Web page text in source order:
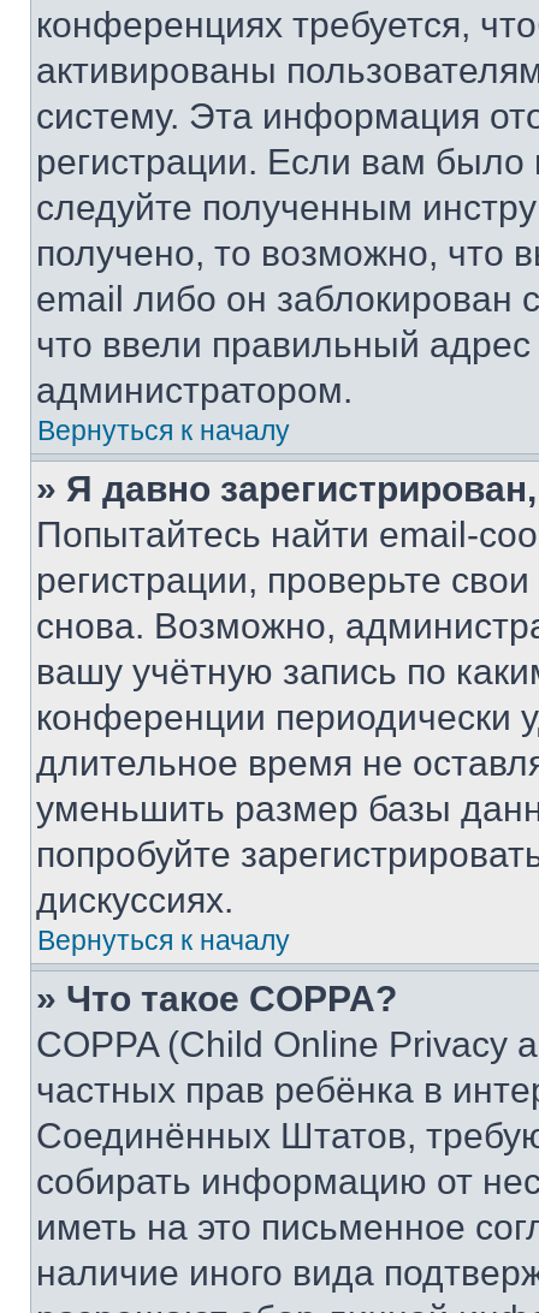
конференциях требуется,
активированы
систему. Эта информация
регистрации. Если вам
следуйте полученным
получено, то возможно, что
email либо он
что ввели правильный адрес
администратором.
Вернуться к началу
» Я давно
Попытайтесь найти email-
регистрации, проверьте
снова. Возможно,
вашу учётную запись по
конференции периодически
длительное время не
уменьшить размер базы
попробуйте
дискуссиях.
Вернуться к началу
» Что такое COPPA?
COPPA (Child Online Privacy
частных прав ребёнка в
Соединённых Штатов,
собирать информацию от
иметь на это письменное
наличие иного вида